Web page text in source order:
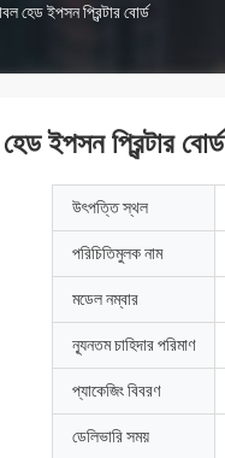
হেড ইপসন প্রিন্টার বোর্ড
ইপসন প্রিন্টার বোর্ড
উৎপত্তি স্থল
পরিচিতিমুলক নাম
মডেল নম্বার
ন্যূনতম চাহিদার পরিমাণ
প্যাকেজিং বিবরণ
ডেলিভারি সময়